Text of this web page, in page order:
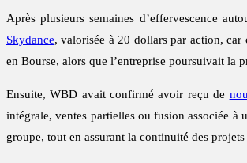
Après plusieurs semaines d’effervescence
Skydance, valorisée à 20 dollars par action,
en Bourse, alors que l’entreprise poursuivait la
Ensuite, WBD avait confirmé avoir reçu de
intégrale, ventes partielles ou fusion associée
groupe, tout en assurant la continuité des projets